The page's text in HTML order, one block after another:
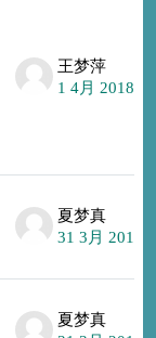
王梦萍
1 4月 2018
夏梦真
31 3月 2018
夏梦真